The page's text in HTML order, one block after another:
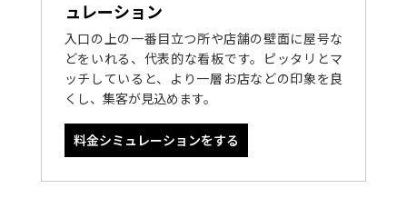
ュレーション
入口の上の一番目立つ所や店舗の壁面に屋号な
どをいれる、代表的な看板です。ピッタリとマ
ッチしていると、より一層お店などの印象を良
くし、集客が見込めます。
料金シミュレーションをする